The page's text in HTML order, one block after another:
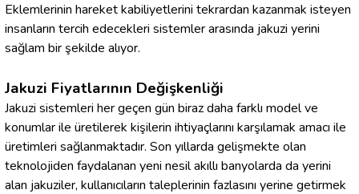
Eklemlerinin hareket kabiliyetlerini tekrardan kazanmak isteyen
insanların tercih edecekleri sistemler arasında jakuzi yerini
sağlam bir şekilde alıyor.
Jakuzi Fiyatlarının Değişkenliği
Jakuzi sistemleri her geçen gün biraz daha farklı model ve
konumlar ile üretilerek kişilerin ihtiyaçlarını karşılamak amacı ile
üretimleri sağlanmaktadır. Son yıllarda gelişmekte olan
teknolojiden faydalanan yeni nesil akıllı banyolarda da yerini
alan jakuziler, kullanıcıların taleplerinin fazlasını yerine getirmek